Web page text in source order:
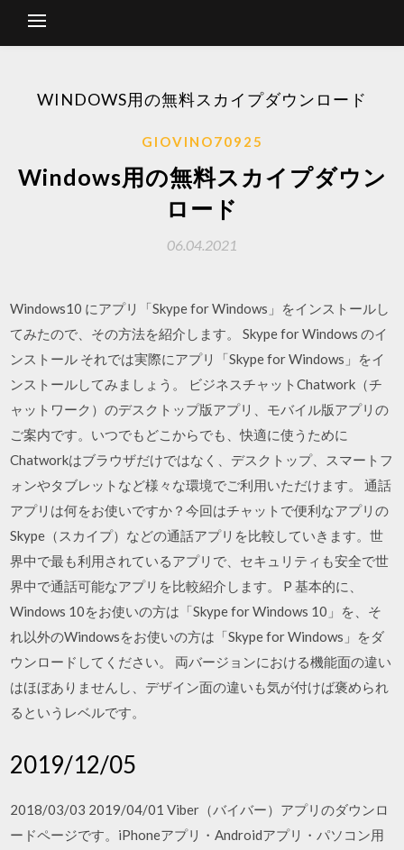
WINDOWS用の無料スカイプダウンロード
GIOVINO70925
Windows用の無料スカイプダウン
ロード
06.04.2021
Windows10 にアプリ「Skype for Windows」をインストールし
てみたので、その方法を紹介します。 Skype for Windows のイ
ンストール それでは実際にアプリ「Skype for Windows」をイ
ンストールしてみましょう。 ビジネスチャットChatwork（チ
ャットワーク）のデスクトップ版アプリ、モバイル版アプリの
ご案内です。いつでもどこからでも、快適に使うために
Chatworkはブラウザだけではなく、デスクトップ、スマートフ
ォンやタブレットなど様々な環境でご利用いただけます。 通話
アプリは何をお使いですか？今回はチャットで便利なアプリの
Skype（スカイプ）などの通話アプリを比較していきます。世
界中で最も利用されているアプリで、セキュリティも安全で世
界中で通話可能なアプリを比較紹介します。 P 基本的に、
Windows 10をお使いの方は「Skype for Windows 10」を、そ
れ以外のWindowsをお使いの方は「Skype for Windows」をダ
ウンロードしてください。 両バージョンにおける機能面の違い
はほぼありませんし、デザイン面の違いも気が付けば褒められ
るというレベルです。
2019/12/05
2018/03/03 2019/04/01 Viber（バイバー）アプリのダウンロ
ードページです。iPhoneアプリ・Androidアプリ・パソコン用